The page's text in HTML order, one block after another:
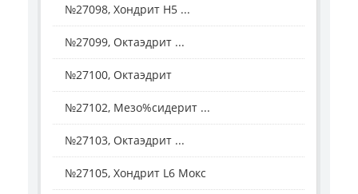
№27098, Хондрит H5 ...
№27099, Октаэдрит ...
№27100, Октаэдрит
№27102, Мезо%сидерит ...
№27103, Октаэдрит ...
№27105, Хондрит L6 Мокс